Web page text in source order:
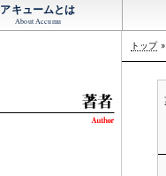
アキュームとは
About Accumu
トップ»